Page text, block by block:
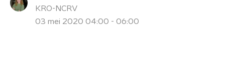
KRO-NCRV
03 mei 2020 04:00 - 06:00